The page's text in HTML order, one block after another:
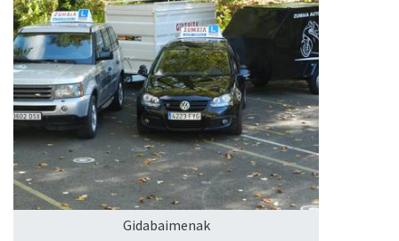
Gidabaimenak